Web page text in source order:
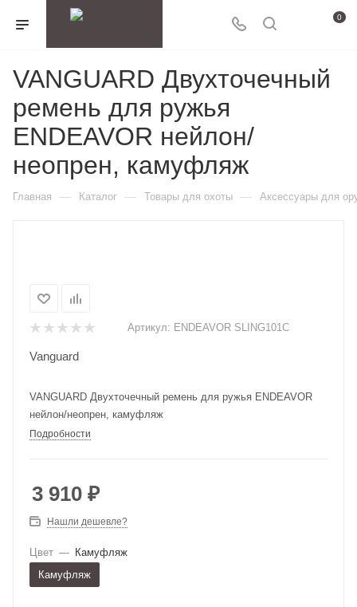
0
VANGUARD Двухточечный
ремень для ружья
ENDEAVOR нейлон/
неопрен, камуфляж
Главная — Каталог — Товары для охоты — Аксессуары для
Артикул: ENDEAVOR SLING101C
Vanguard
VANGUARD Двухточечный ремень для ружья ENDEAVOR
нейлон/неопрен, камуфляж
Подробности
3 910 ₽
Нашли дешевле?
Цвет — Камуфляж
Камуфляж